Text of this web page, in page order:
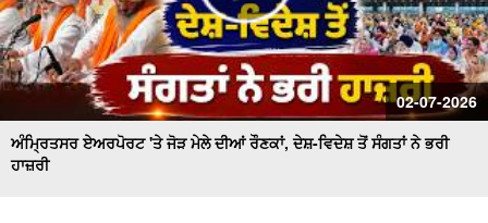
02-07-2026
ਅੰਮ੍ਰਿਤਸਰ ਏਅਰਪੋਰਟ 'ਤੇ ਜੋੜ ਮੇਲੇ ਦੀਆਂ ਰੌਣਕਾਂ, ਦੇਸ਼-ਵਿਦੇਸ਼ ਤੋਂ ਸੰਗਤਾਂ ਨੇ ਭਰੀ
ਹਾਜ਼ਰੀ